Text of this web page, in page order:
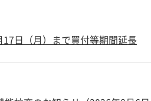
17日（月）まで買付等期間延長